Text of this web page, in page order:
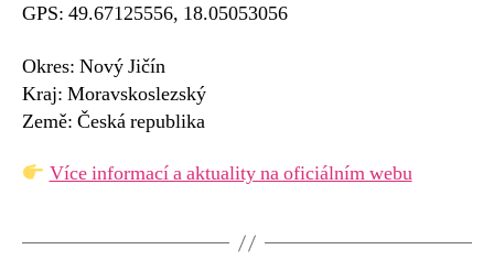
GPS: 49.67125556, 18.05053056
Okres: Nový Jičín
Kraj: Moravskoslezský
Země: Česká republika
Více informací a aktuality na oficiálním webu